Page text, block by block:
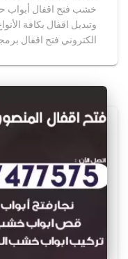
خشب فتح اقفال أبواب
وتبديل اقفال بكافة
الكتروني فتح اقفال